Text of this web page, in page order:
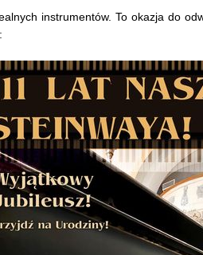
instrumentów. To okazja do